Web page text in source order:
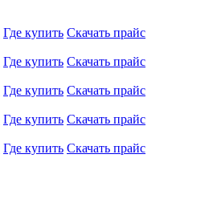
Где купить Скачать прайс
Где купить Скачать прайс
Где купить Скачать прайс
Где купить Скачать прайс
Где купить Скачать прайс